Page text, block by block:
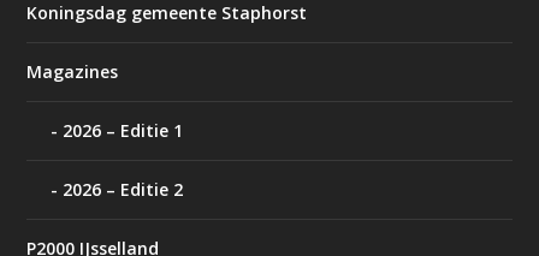
Koningsdag gemeente Staphorst
Magazines
2026 – Editie 1
2026 – Editie 2
P2000 IJsselland